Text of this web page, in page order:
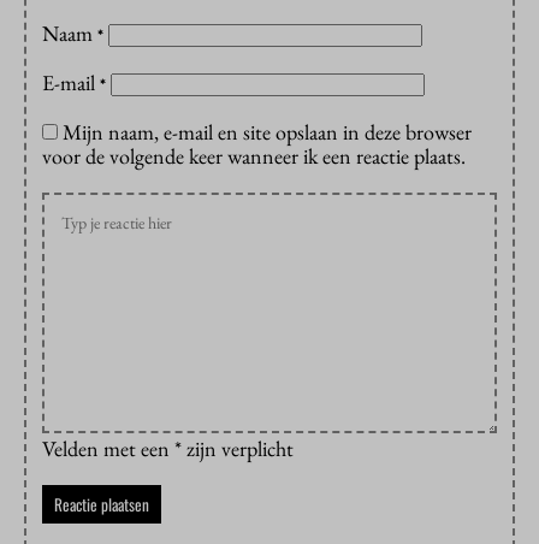
Naam *
E-mail *
Mijn naam, e-mail en site opslaan in deze browser
voor de volgende keer wanneer ik een reactie plaats.
Velden met een * zijn verplicht